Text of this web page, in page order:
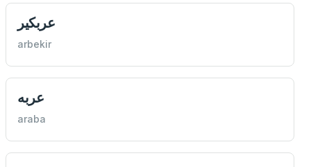
عربكیر
arbekir
عربه
araba